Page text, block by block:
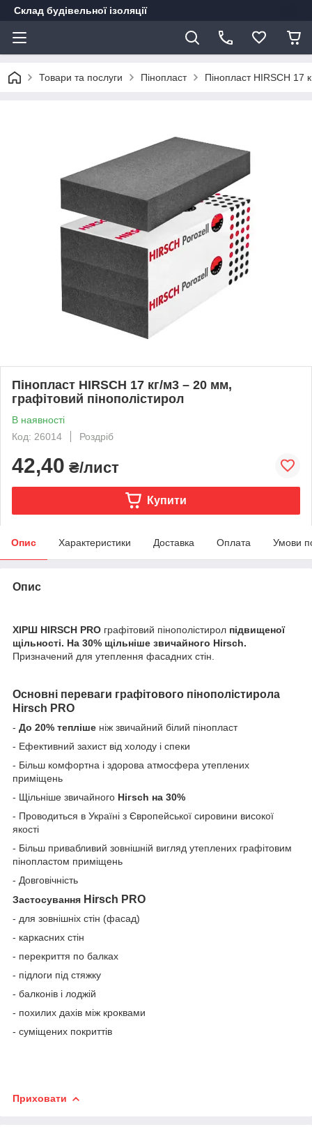
Склад будівельної ізоляції
Товари та послуги Пінопласт Пінопласт HIRSCH 17
Пінопласт HIRSCH 17 кг/м3 – 20 мм,
графітовий пінополістирол
В наявності
Код: 26014
Роздріб
42,40 ₴/лист
Купити
Опис Характеристики Доставка Оплата Умови
Опис
ХІРШ HIRSCH PRO графітовий пінополістирол підвищеної
щільності. На 30% щільніше звичайного Hirsch.
Призначений для утеплення фасадних стін.
Основні переваги графітового пінополістирола
Hirsch PRO
- До 20% тепліше ніж звичайний білий пінопласт
- Ефективний захист від холоду і спеки
- Більш комфортна і здорова атмосфера утеплених
приміщень
- Щільніше звичайного Нігѕсһ на 30%
- Проводиться в Україні з Європейської сировини високої
якості
- Більш привабливий зовнішній вигляд утеплених графітовим
пінопластом приміщень
- Довговічність
Застосування Hirsch PRO
- для зовнішніх стін (фасад)
- каркасних стін
- перекриття по балках
- підлоги під стяжку
- балконів і лоджій
- похилих дахів між кроквами
- суміщених покриттів
Приховати